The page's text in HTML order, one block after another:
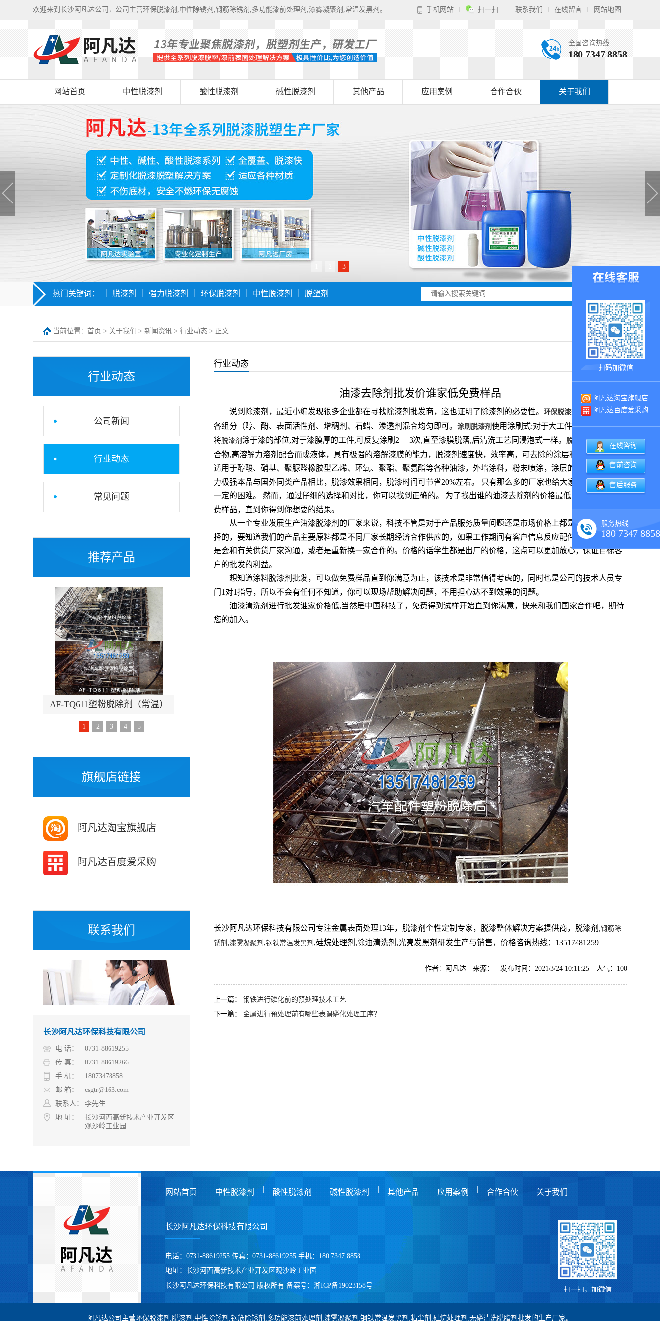
欢迎来到长沙阿凡达公司，公司主营环保脱漆剂,中性除锈剂,钢筋除锈剂,多功能漆前处理剂,漆雾凝聚剂,常温发黑剂。 联系我们 在线留言 网站地图
手机网站 扫一扫
全国咨询热线
180 7347 8858
网站首页 中性脱漆剂 酸性脱漆剂 碱性脱漆剂 其他产品 应用案例 合作合伙 关于我们
3
热门关键词： 脱漆剂 强力脱漆剂 环保脱漆剂 中性脱漆剂 脱塑剂
当前位置： 首页 > 关于我们 > 新闻资讯 > 行业动态 > 正文
行业动态
公司新闻
行业动态
常见问题
推荐产品
AF-TQ611塑粉脱除剂（常温） AF-TQ601钢铁脱漆剂 AF-TQ615轮毂脱漆剂 AF-TQ612强力刷涂脱漆剂
1 2 3 4 5
旗舰店链接
阿凡达淘宝旗舰店
阿凡达百度爱采购
联系我们
长沙阿凡达环保科技有限公司
电 话：
0731-88619255
传 真：
0731-88619266
手 机：
18073478858
邮 箱：
csgtr@163.com
联系人：
李先生
地 址：
长沙河西高新技术产业开发区
观沙岭工业园
行业动态
油漆去除剂批发价谁家低免费样品
说到除漆剂，最近小编发现很多企业都在寻找除漆剂批发商，这也证明了除漆剂的必要性。 环保脱漆剂
将一定分量的
各组分（醇、酚、表面活性剂、增稠剂、石蜡、渗透剂混合均匀即可。 涂刷脱漆剂 使用涂刷式:对于大工件可用毛刷或棉纱
将脱漆剂 涂于漆的部位,对于漆膜厚的工件,可反复涂刷2— 3次,直至漆膜脱落,后清洗工艺同浸泡式一样。 脱漆剂由芳香族化
合物,高溶解力溶剂配合而成液体，具有极强的溶解漆膜的能力，脱漆剂速度快，效率高，可去除的涂层种类范围较宽，
适用于醇酸、硝基、聚脲醛橡胶型乙烯、环氧、聚酯、聚氨酯等各种油漆，外墙涂料，粉末喷涂，涂层的脱除，去漆能
力极强本品与国外同类产品相比，脱漆效果相同，脱漆时间可节省20%左右。 只有那么多的厂家也给大家的选择造成了
一定的困难。 然而，通过仔细的选择和对比，你可以找到正确的。 为了找出谁的油漆去除剂的价格最低，使用技术和免
费样品，直到你得到你想要的结果。
从一个专业发展生产油漆脱漆剂的厂家来说，科技不管是对于产品服务质量问题还是市场价格上都是很值得进行选
择的，要知道我们的产品主要原料都是不同厂家长期经济合作供应的，如果工作期间有客户信息反应配件质量不行，也
是会和有关供货厂家沟通，或者是重新换一家合作的。价格的话学生都是出厂的价格，这点可以更加放心，保证目标客
户的批发的利益。
想知道涂料脱漆剂批发，可以做免费样品直到你满意为止，该技术是非常值得考虑的，同时也是公司的技术人员专
门1对1指导，所以不会有任何不知道，你可以现场帮助解决问题，不用担心达不到效果的问题。
油漆清洗剂进行批发谁家价格低,当然是中国科技了，免费得到试样开始直到你满意，快来和我们国家合作吧，期待
您的加入。
长沙阿凡达环保科技有限公司专注金属表面处理13年，脱漆剂个性定制专家，脱漆整体解决方案提供商，脱漆剂,钢筋除
锈剂 ,漆雾凝聚剂 ,钢铁常温发黑剂 ,硅烷处理剂,除油清洗剂,光亮发黑剂研发生产与销售，价格咨询热线：13517481259
作者：阿凡达 来源： 发布时间：2021/3/24 10:11:25 人气： 100
上一篇： 钢铁进行磷化前的预处理技术工艺
下一篇： 金属进行预处理前有哪些表调磷化处理工序？
网站首页 中性脱漆剂 酸性脱漆剂 碱性脱漆剂 其他产品 应用案例 合作合伙 关于我们
长沙阿凡达环保科技有限公司
电话：0731-88619255 传真：0731-88619255 手机：180 7347 8858
地址：长沙河西高新技术产业开发区观沙岭工业园
长沙阿凡达环保科技有限公司 版权所有备案号： 湘ICP备19023158号
扫一扫，加微信
阿凡达公司主营环保脱漆剂,脱漆剂,中性除锈剂,钢筋除锈剂,多功能漆前处理剂,漆雾凝聚剂,钢铁常温发黑剂,粘尘剂,硅烷处理剂,无磷清洗脱脂剂批发的生产厂家。
扫码加微信
阿凡达淘宝旗舰店
阿凡达百度爱采购
在线咨询
售前咨询
售后服务
服务热线
180 7347 8858